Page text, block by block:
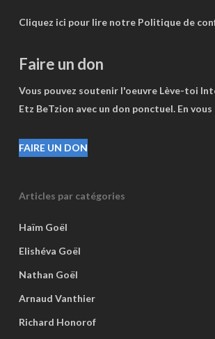
Cliquez ici pour lire notre Politique de
Faire un don
Vous pouvez soutenir l'oeuvre Lève-toi
Etz BeTzion avec un don ponctuel. En
FAIRE UN DON
Articles par catégories
Haïm Goël
Elishéva Goël
Nathan Goël
Arnaud Vanthier
Richard Honorof